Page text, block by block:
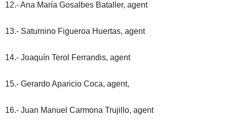
12.- Ana María Gosalbes Bataller, agent
13.- Saturnino Figueroa Huertas, agent
14.- Joaquín Terol Ferrandis, agent
15.- Gerardo Aparicio Coca, agent,
16.- Juan Manuel Carmona Trujillo, agent